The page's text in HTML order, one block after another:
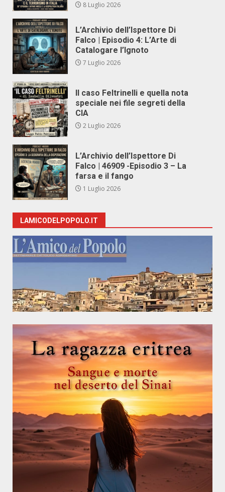
8 Luglio 2026
L’Archivio dell’Ispettore Di
Falco | Episodio 4: L’Arte di
Catalogare l’Ignoto
7 Luglio 2026
Il caso Feltrinelli e quella nota
speciale nei file segreti della
CIA
2 Luglio 2026
L’Archivio dell’Ispettore Di
Falco | 46909 -Episodio 3 – La
farsa e il fango
1 Luglio 2026
LAMICODELPOPOLO.IT